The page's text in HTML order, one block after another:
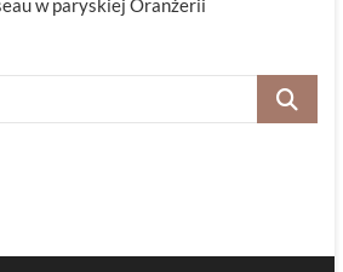
w paryskiej Oranżerii
Szukaj